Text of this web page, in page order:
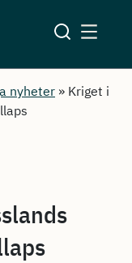
nyheter » Kriget i